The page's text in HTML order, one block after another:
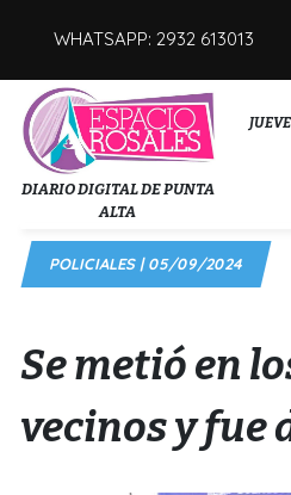
WHATSAPP: 2932 613013
INTERÉS
DEPORTES
DIARIO DIGITAL DE PUNTA
ALTA
POLICIALES | 05/09/2024
Se metió en
vecinos y fue